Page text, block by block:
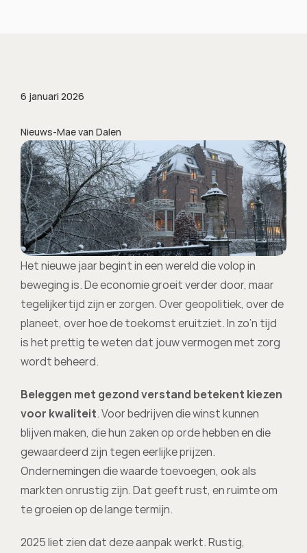
6 januari 2026
Nieuws-Mae van Dalen
Het nieuwe jaar begint in een wereld die volop in
beweging is. De economie groeit verder door, maar
tegelijkertijd zijn er zorgen. Over geopolitiek, over de
planeet, over hoe de toekomst eruitziet. In zo’n tijd
is het prettig te weten dat jouw vermogen met zorg
wordt beheerd.
Beleggen met gezond verstand betekent kiezen
voor kwaliteit. Voor bedrijven die winst kunnen
blijven maken, die hun zaken op orde hebben en die
gewaardeerd zijn tegen eerlijke prijzen.
Ondernemingen die waarde toevoegen, ook als
markten onrustig zijn. Dat geeft rust, en ruimte om
te groeien op de lange termijn.
2025 liet zien dat deze aanpak werkt. Rustig,